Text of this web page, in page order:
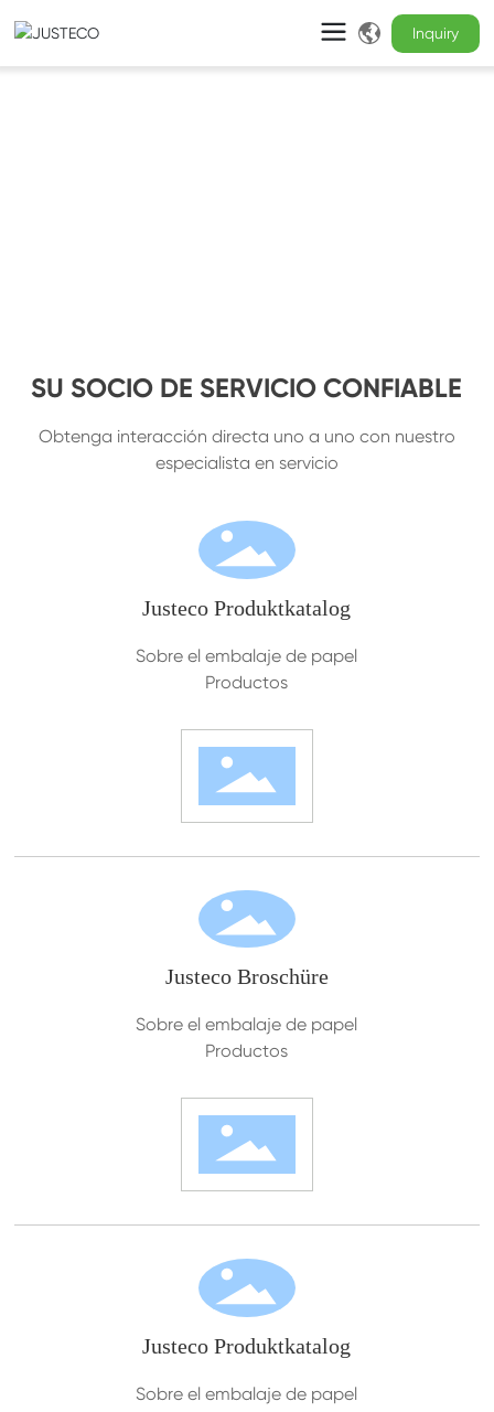
SU SOCIO DE SERVICIO CONFIABLE
Obtenga interacción directa uno a uno con nuestro
especialista en servicio
Justeco Produktkatalog
Sobre el embalaje de papel
Productos
Justeco Broschüre
Sobre el embalaje de papel
Productos
Justeco Produktkatalog
Sobre el embalaje de papel